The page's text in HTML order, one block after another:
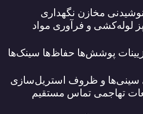
مخازن نگهداری
لوله‌کشی و فرآوری مواد
پوشش‌ها حفاظ‌ها سینک‌ها
سینی‌ها و ظروف استریل‌سازی
تهاجمی تماس مستقیم